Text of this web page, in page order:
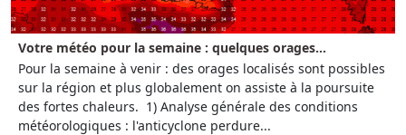
Votre météo pour la semaine : quelques orages...
Pour la semaine à venir : des orages localisés sont possibles
sur la région et plus globalement on assiste à la poursuite
des fortes chaleurs. 1) Analyse générale des conditions
météorologiques : l'anticyclone perdure...